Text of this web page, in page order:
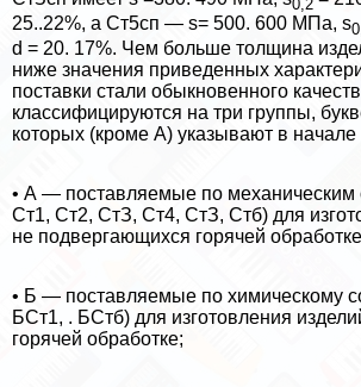
0,2
25..22%, а Ст5сп — s= 500. 600 МПа, s
d = 20. 17%. Чем больше толщина
ниже значения приведенных
поставки стали обыкновенного
классифицируются на три группы,
которых (кроме А) указывают в начале
• А — поставляемые по механическим
Ст1, Ст2, СтЗ, Ст4, СтЗ, Стб) для
не подвергающихся горячей
• Б — поставляемые по химическому
БСт1, . БСтб) для изготовления
горячей обработке;